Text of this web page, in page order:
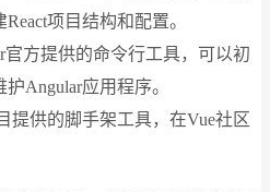
项目结构和配置。
官方提供的命令行工具，可以初
Angular应用程序。
提供的脚手架工具，在Vue社区